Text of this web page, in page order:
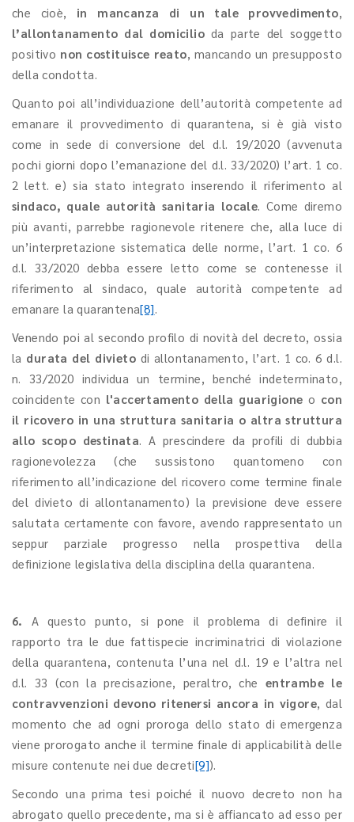
che cioè, in mancanza di un tale provvedimento,
l’allontanamento dal domicilio da parte del soggetto
positivo non costituisce reato, mancando un presupposto
della condotta.
Quanto poi all’individuazione dell’autorità competente ad
emanare il provvedimento di quarantena, si è già visto
come in sede di conversione del d.l. 19/2020 (avvenuta
pochi giorni dopo l’emanazione del d.l. 33/2020) l’art. 1 co.
2 lett. e) sia stato integrato inserendo il riferimento al
sindaco, quale autorità sanitaria locale. Come diremo
più avanti, parrebbe ragionevole ritenere che, alla luce di
un’interpretazione sistematica delle norme, l’art. 1 co. 6
d.l. 33/2020 debba essere letto come se contenesse il
riferimento al sindaco, quale autorità competente ad
emanare la quarantena[8].
Venendo poi al secondo profilo di novità del decreto, ossia
la durata del divieto di allontanamento, l’art. 1 co. 6 d.l.
n. 33/2020 individua un termine, benché indeterminato,
coincidente con l'accertamento della guarigione o con
il ricovero in una struttura sanitaria o altra struttura
allo scopo destinata. A prescindere da profili di dubbia
ragionevolezza (che sussistono quantomeno con
riferimento all’indicazione del ricovero come termine finale
del divieto di allontanamento) la previsione deve essere
salutata certamente con favore, avendo rappresentato un
seppur parziale progresso nella prospettiva della
definizione legislativa della disciplina della quarantena.
6. A questo punto, si pone il problema di definire il
rapporto tra le due fattispecie incriminatrici di violazione
della quarantena, contenuta l’una nel d.l. 19 e l’altra nel
d.l. 33 (con la precisazione, peraltro, che entrambe le
contravvenzioni devono ritenersi ancora in vigore, dal
momento che ad ogni proroga dello stato di emergenza
viene prorogato anche il termine finale di applicabilità delle
misure contenute nei due decreti[9]).
Secondo una prima tesi poiché il nuovo decreto non ha
abrogato quello precedente, ma si è affiancato ad esso per